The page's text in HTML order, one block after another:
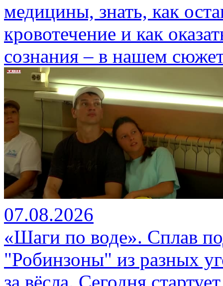
медицины, знать, как
кровотечение и как
сознания – в нашем
07.08.2026
«Шаги по воде». Сплав
"Робинзоны" из разных